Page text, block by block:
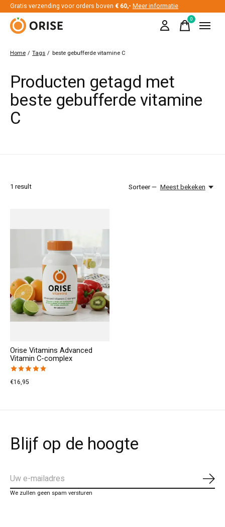
Gratis verzending voor orders boven € 60,- Meer informatie
0items
Home / Tags / beste gebufferde vitamine C
Producten getagd met
beste gebufferde vitamine
C
1 result Sorteer — Meest bekeken
Orise Vitamins Advanced
Vitamin C-complex
The rating of this product is
€16,95
Blijf op de hoogte
We zullen geen spam versturen